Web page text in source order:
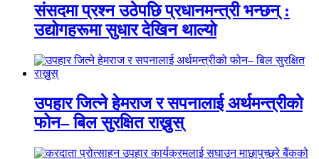
संसदमा प्रश्न उठेपछि प्रधानमन्त्री भन्छन् :
उद्योगहरूमा सुधार देखिन थाल्यो
उपहार जित्ने हेमराज र सपनालाई अर्थमन्त्रीको
फोन– बिल सुरक्षित राख्नुस्